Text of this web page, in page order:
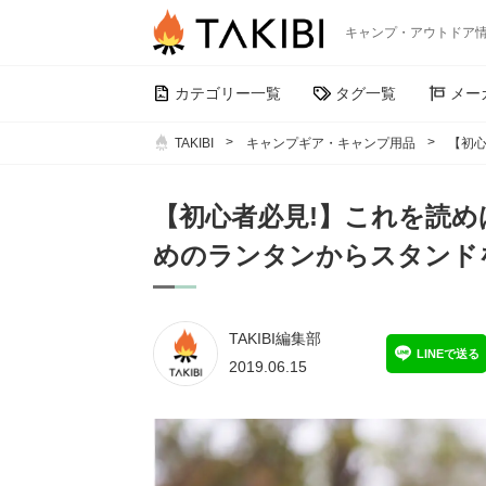
キャンプ・アウトドア
カテゴリー一覧 タグ一覧 メー
TAKIBI キャンプギア・キャンプ用品 【初
【初心者必見!】これを読
めのランタンからスタン
TAKIBI編集部
2019.06.15
LINEで送る